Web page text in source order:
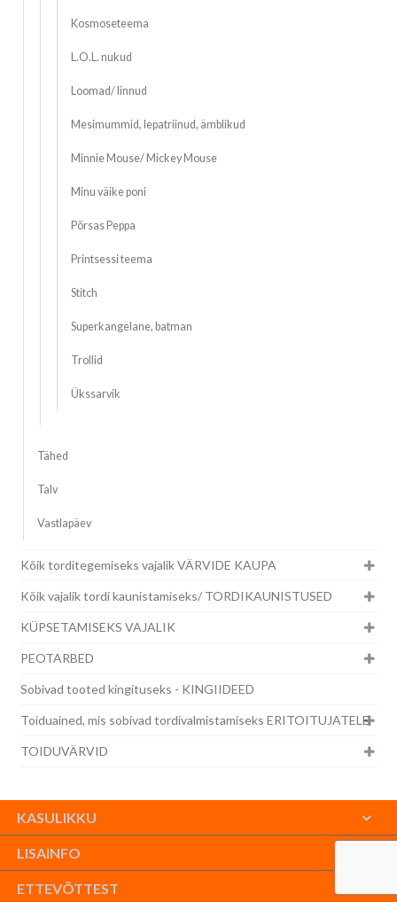
Kosmoseteema
L.O.L. nukud
Loomad/ linnud
Mesimummid, lepatriinud, ämblikud
Minnie Mouse/ Mickey Mouse
Minu väike poni
Põrsas Peppa
Printsessi teema
Stitch
Superkangelane, batman
Trollid
Ükssarvik
Tähed
Talv
Vastlapäev
Kõik torditegemiseks vajalik VÄRVIDE KAUPA
Kõik vajalik tordi kaunistamiseks/ TORDIKAUNISTUSED
KÜPSETAMISEKS VAJALIK
PEOTARBED
Sobivad tooted kingituseks - KINGIIDEED
Toiduained, mis sobivad tordivalmistamiseks ERITOITUJATELE
TOIDUVÄRVID
KASULIKKU
LISAINFO
ETTEVÕTTEST